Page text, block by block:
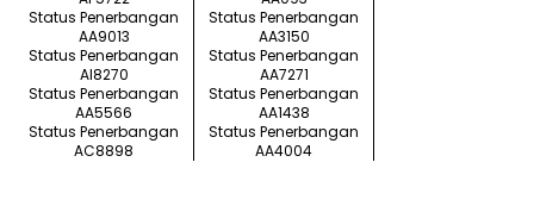
Status Penerbangan
AA9013
Status Penerbangan
AA3150
Status Penerbangan
AI8270
Status Penerbangan
AA7271
Status Penerbangan
AA5566
Status Penerbangan
AA1438
Status Penerbangan
AC8898
Status Penerbangan
AA4004